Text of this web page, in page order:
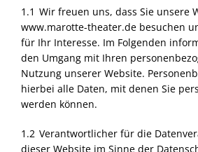
mehr
1.1 Wir freuen uns, dass Sie unsere
www.marotte-theater.de besuchen
für Ihr Interesse. Im Folgenden
den Umgang mit Ihren
Nutzung unserer Website.
hierbei alle Daten, mit denen Sie
werden können.
1.2 Verantwortlicher für die
dieser Website im Sinne der